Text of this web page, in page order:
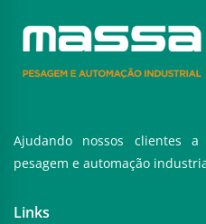
Ajudando nossos clientes
pesagem e automação
Links